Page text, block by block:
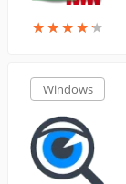
★★★★★
★★★★★
Windows